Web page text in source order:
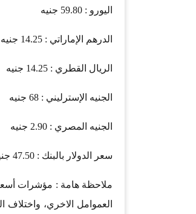
اليورو : 59.80 جنيه
الدرهم الإماراتي : 14.25 جنيه
الريال القطري : 14.25 جنيه
الجنيه الإسترليني : 68 جنيه
الجنيه المصري : 2.90 جنيه
سعر الدولار بالبنك : 47.50 جنية
ملاحظة هامة : مؤشرات
العموامل الاخري،